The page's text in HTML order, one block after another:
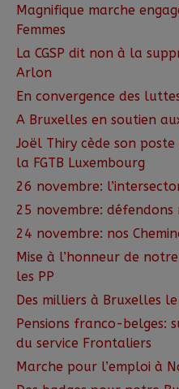
Magnifique marche
Femmes
La CGSP dit non à la
Arlon
En convergence des
A Bruxelles en soutien
Joël Thiry cède son
la FGTB Luxembourg
26 novembre:
25 novembre: défendons
24 novembre: nos
Mise à l’honneur de
les PP
Des milliers à Bruxelles
Pensions franco-belges:
du service Frontaliers
Marche pour l’emploi à